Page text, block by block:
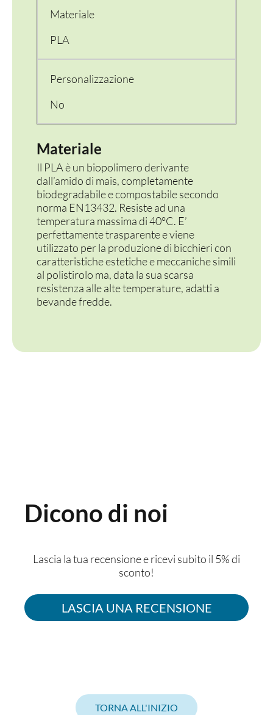
CONTENITORI E ASPORTO
FINGER E GELATO
VASSOI E COTTURA
TERMOSALDABILI
PERSONALIZZATI
Materiale
PLA
Personalizzazione
No
Materiale
Il PLA è un biopolimero derivante
dall’amido di mais, completamente
biodegradabile e compostabile secondo
norma EN13432. Resiste ad una
temperatura massima di 40°C. E’
perfettamente trasparente e viene
utilizzato per la produzione di bicchieri con
caratteristiche estetiche e meccaniche simili
al polistirolo ma, data la sua scarsa
resistenza alle alte temperature, adatti a
bevande fredde.
Dicono di noi
Lascia la tua recensione e ricevi subito il 5% di
sconto!
LASCIA UNA RECENSIONE
TORNA ALL'INIZIO